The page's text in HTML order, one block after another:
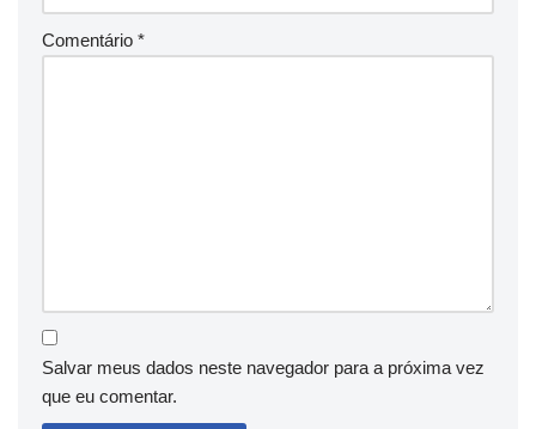
Comentário *
Salvar meus dados neste navegador para a próxima vez
que eu comentar.